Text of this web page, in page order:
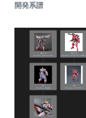
開発系譜